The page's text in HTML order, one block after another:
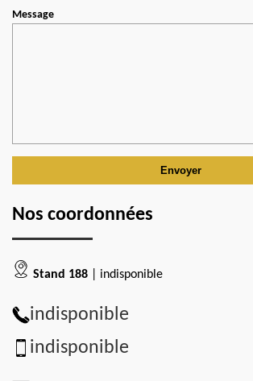
Message
Nos coordonnées
Stand 188 | indisponible
indisponible
indisponible